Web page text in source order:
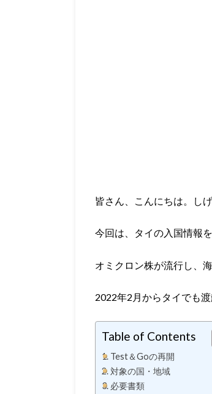
皆さん、こんにちは。しげ
今回は、タイの入国情報
オミクロン株が流行し、
2022年2月からタイでも
Table of Contents
Test＆Goの再開
対象の国・地域
必要書類